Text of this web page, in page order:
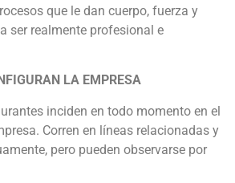
que le dan cuerpo, fuerza y
ser realmente profesional e
LA EMPRESA
inciden en todo momento en el
Corren en líneas relacionadas y
pero pueden observarse por